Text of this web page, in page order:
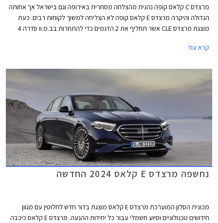
מרצדס C קלאס קופה נהנית מהצלחה מסחרית באירופה וגם בישראל אך אחותה
הגדולה והיקרה מרצדס E קלאס קופה לא הצליחה למשוך לקוחות רבים. כעת
מוצגת מרצדס CLE אשר תחליף את 2 הדגמים כדי להתחרות בב.מ.וו סדרה 4
ברבעון הראשון של 2024.
קרא עוד
נחשפה מרצדס E קלאס 2024 החדשה
מכונית הסלון המוערכת מרצדס E קלאס מוצגת בדור חדש לחלוטין עם מגוון
חידושים טכנולוגיים וסיוע חשמלי עבור כל יחידות ההנעה. מרצדס E קלאס כיכבה